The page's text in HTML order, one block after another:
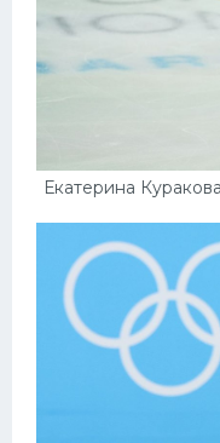
Екатерина